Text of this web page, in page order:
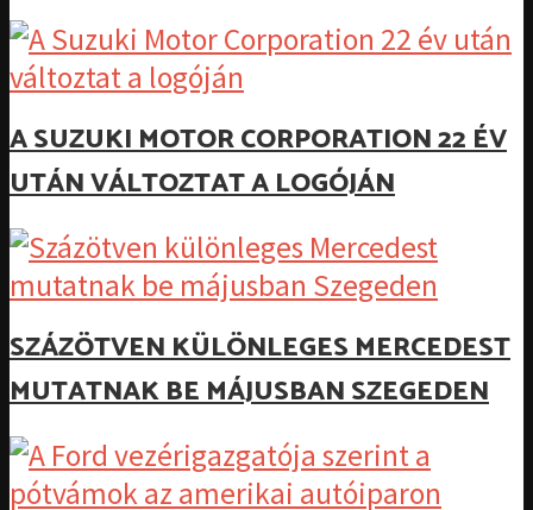
A SUZUKI MOTOR CORPORATION 22 ÉV
UTÁN VÁLTOZTAT A LOGÓJÁN
SZÁZÖTVEN KÜLÖNLEGES MERCEDEST
MUTATNAK BE MÁJUSBAN SZEGEDEN